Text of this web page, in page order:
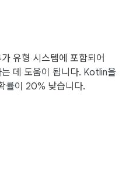
유형 시스템에 포함되어
데 도움이 됩니다. Kotlin을
률이 20% 낮습니다.